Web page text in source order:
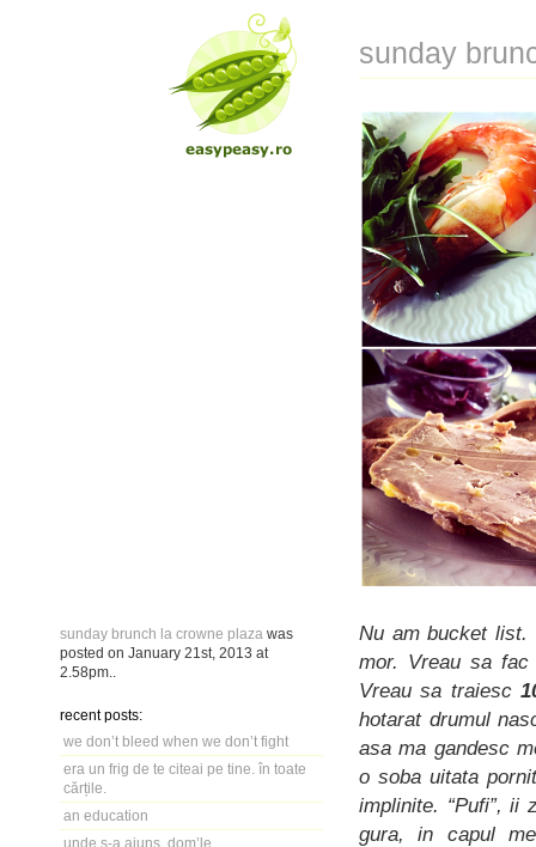
sunday brunch la crowne plaza was
posted on January 21st, 2013 at
2.58pm
recent posts:
we don’t bleed when we don’t fight
era un frig de te citeai pe tine. în toate
cărțile.
an education
unde s-a ajuns, dom’le
sunday
Nu am bucket
mor. Vreau sa
Vreau sa traiesc
hotarat drumul
asa ma gandesc
o soba uitata
implinite. “Pufi”, ii
gura, in capul